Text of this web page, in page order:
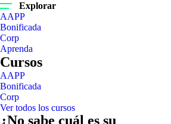
Explorar
AAPP
Bonificada
Corp
Aprenda
Cursos
AAPP
Bonificada
Corp
Ver todos los cursos
¿No sabe cuál es su